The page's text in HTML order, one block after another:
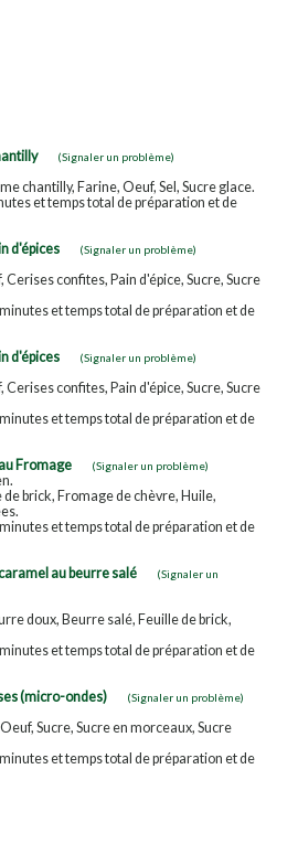
(Signaler un problème)
chantilly, Farine, Oeuf, Sel, Sucre glace.
et temps total de préparation et de
d'épices
(Signaler un problème)
confites, Pain d'épice, Sucre, Sucre
et temps total de préparation et de
d'épices
(Signaler un problème)
confites, Pain d'épice, Sucre, Sucre
et temps total de préparation et de
Fromage
(Signaler un problème)
brick, Fromage de chèvre, Huile,
et temps total de préparation et de
au beurre salé
(Signaler un
doux, Beurre salé, Feuille de brick,
et temps total de préparation et de
(micro-ondes)
(Signaler un problème)
Sucre, Sucre en morceaux, Sucre
et temps total de préparation et de